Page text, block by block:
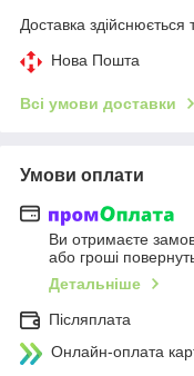
Доставка здійснюється
Нова Пошта
Всі умови доставки
Умови оплати
Ви отримаєте
або гроші
Детальніше
Післяплата
Онлайн-оплата